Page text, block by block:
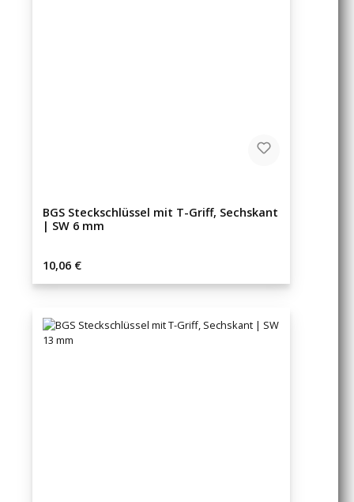
BGS Steckschlüssel mit T-Griff, Sechskant
| SW 6 mm
Regulärer Preis:
10,06 €